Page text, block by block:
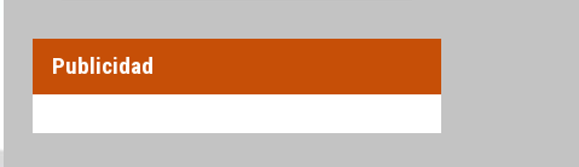
Publicidad